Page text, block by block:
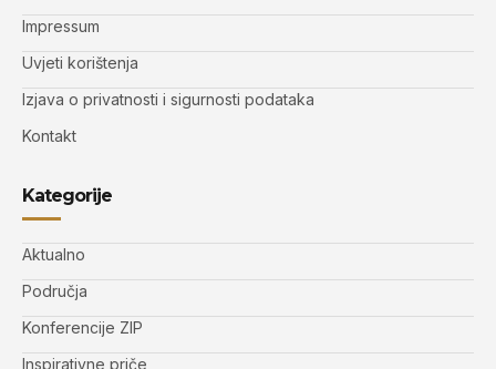
Impressum
Uvjeti korištenja
Izjava o privatnosti i sigurnosti podataka
Kontakt
Kategorije
Aktualno
Područja
Konferencije ZIP
Inspirativne priče